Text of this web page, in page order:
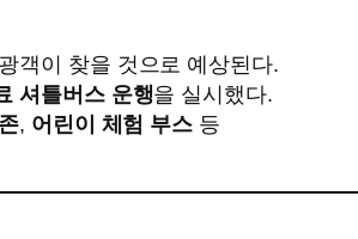
객이 찾을 것으로 예상된다.
셔틀버스 운행을 실시했다.
, 어린이 체험 부스 등